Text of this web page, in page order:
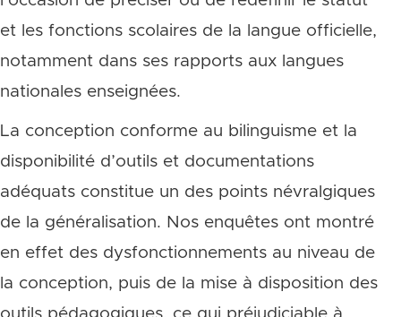
et les fonctions scolaires de la langue officielle,
notamment dans ses rapports aux langues
nationales enseignées.
La conception conforme au bilinguisme et la
disponibilité d’outils et documentations
adéquats constitue un des points névralgiques
de la généralisation. Nos enquêtes ont montré
en effet des dysfonctionnements au niveau de
la conception, puis de la mise à disposition des